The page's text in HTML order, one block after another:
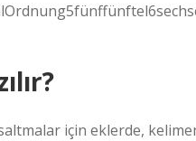
için eklerde,